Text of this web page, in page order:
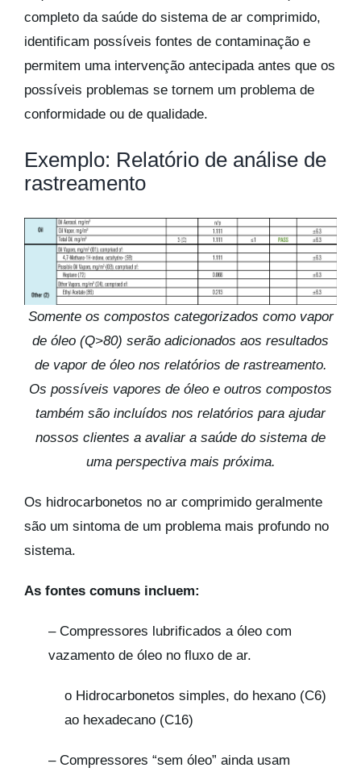
completo da saúde do sistema de ar comprimido,
identificam possíveis fontes de contaminação e
permitem uma intervenção antecipada antes que os
possíveis problemas se tornem um problema de
conformidade ou de qualidade.
Exemplo: Relatório de análise de
rastreamento
Somente os compostos categorizados como vapor
de óleo (Q>80) serão adicionados aos resultados
de vapor de óleo nos relatórios de rastreamento.
Os possíveis vapores de óleo e outros compostos
também são incluídos nos relatórios para ajudar
nossos clientes a avaliar a saúde do sistema de
uma perspectiva mais próxima.
Os hidrocarbonetos no ar comprimido geralmente
são um sintoma de um problema mais profundo no
sistema.
As fontes comuns incluem:
– Compressores lubrificados a óleo com
vazamento de óleo no fluxo de ar.
o Hidrocarbonetos simples, do hexano (C6)
ao hexadecano (C16)
– Compressores “sem óleo” ainda usam